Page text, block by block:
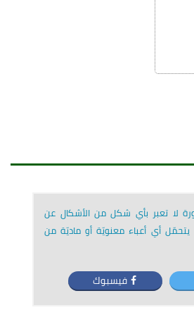
لا تعبر بأي شكل من الأشكال عن
يتحمّل أي أعباء معنويّة أو ماديّة من
فيسبوك